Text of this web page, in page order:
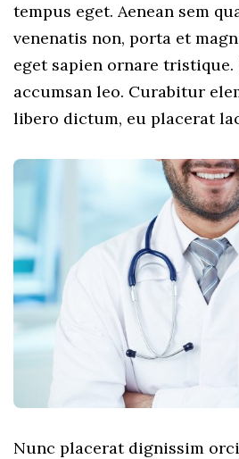
tempus eget. Aenean sem
venenatis non, porta et
eget sapien ornare tristique.
accumsan leo. Curabitur
libero dictum, eu placerat
Nunc placerat dignissim